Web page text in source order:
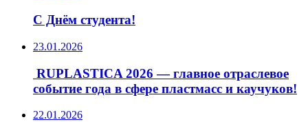
С Днём студента!
23.01.2026
️ RUPLASTICA 2026 — главное отраслевое
событие года в сфере пластмасс и каучуков!
22.01.2026